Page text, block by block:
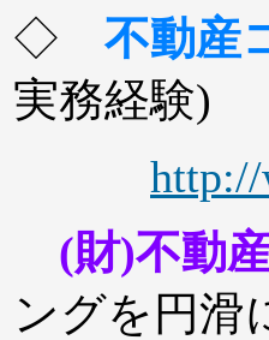
◇ 不動産
実務経験)
(財)不動
ングを円滑